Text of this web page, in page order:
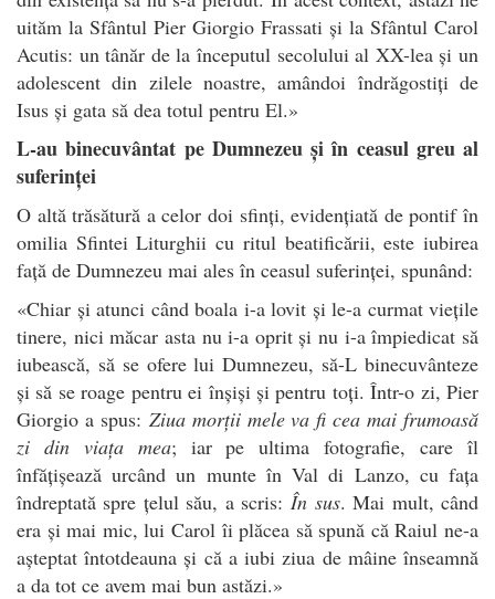
uităm la Sfântul Pier Giorgio Frassati și la Sfântul Carol
Acutis: un tânăr de la începutul secolului al XX-lea și un
adolescent din zilele noastre, amândoi îndrăgostiți de
Isus și gata să dea totul pentru El.»
L-au binecuvântat pe Dumnezeu și în ceasul greu al
suferinței
O altă trăsătură a celor doi sfinți, evidențiată de pontif în
omilia Sfintei Liturghii cu ritul beatificării, este iubirea
față de Dumnezeu mai ales în ceasul suferinței, spunând:
«Chiar și atunci când boala i-a lovit și le-a curmat viețile
tinere, nici măcar asta nu i-a oprit și nu i-a împiedicat să
iubească, să se ofere lui Dumnezeu, să-L binecuvânteze
și să se roage pentru ei înșiși și pentru toți. Într-o zi, Pier
Giorgio a spus: Ziua morții mele va fi cea mai frumoasă
zi din viața mea; iar pe ultima fotografie, care îl
înfățișează urcând un munte în Val di Lanzo, cu fața
îndreptată spre țelul său, a scris: În sus. Mai mult, când
era și mai mic, lui Carol îi plăcea să spună că Raiul ne-a
așteptat întotdeauna și că a iubi ziua de mâine înseamnă
a da tot ce avem mai bun astăzi.»